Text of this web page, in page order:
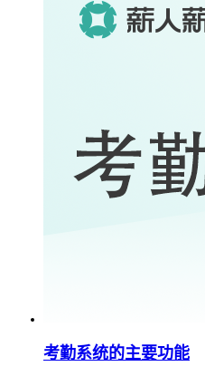
考勤系统的主要功能